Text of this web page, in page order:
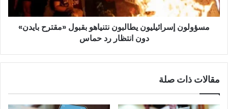
دون
انتظار
مسؤولون إسرائيليون يطالبون نتنياهو بقبول «مقترح بايدن»
دون انتظار رد حماس
مقالات ذات صلة